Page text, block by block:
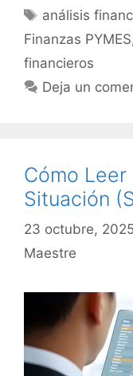
Etiquetas
análisis
Finanzas PYMES
financieros
Deja un
Cómo Leer
Situación
23 octubre, 2025
Maestre